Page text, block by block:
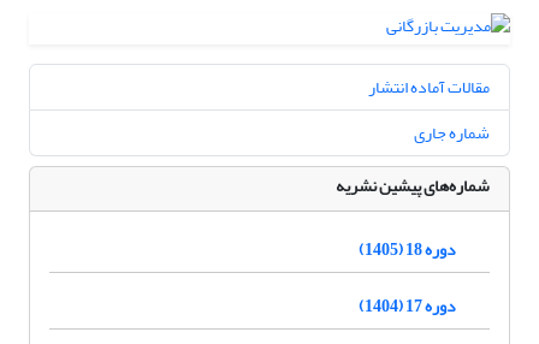
مقالات آماده انتشار
شماره جاری
شماره‌های پیشین نشریه
دوره 18 (1405)
دوره 17 (1404)